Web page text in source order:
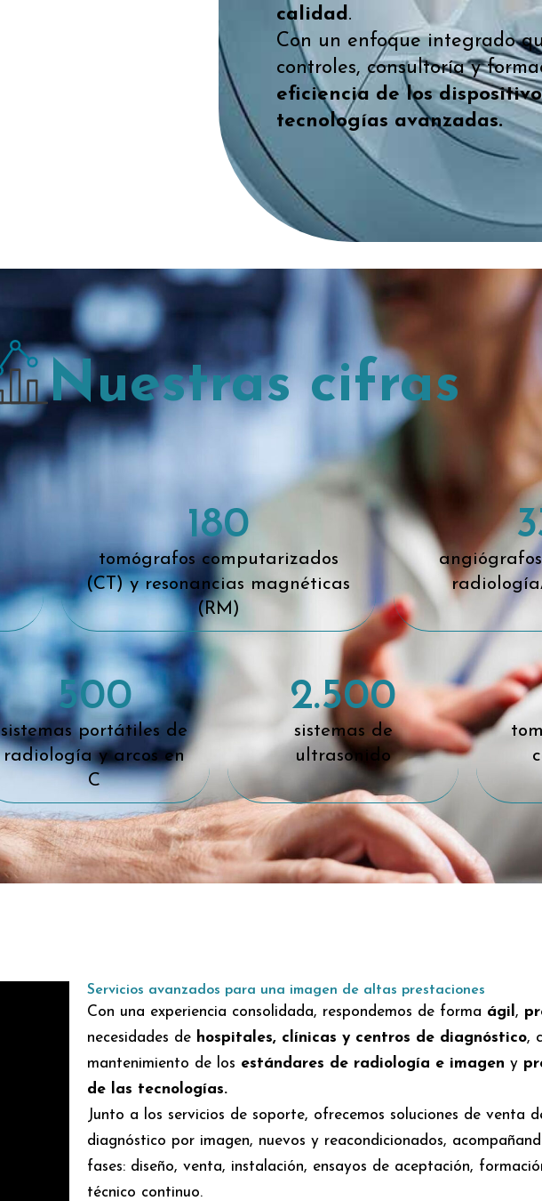
calidad.
Con un enfoque integrado
controles, consultoría y
eficiencia de los
tecnologías avanzadas.
Nuestras cifras
tomógrafos computarizados
(CT) y resonancias magnéticas
(RM)
180
sistemas portátiles de
radiología y arcos en
C
500
sistemas de
ultrasonido
2.500
Servicios avanzados para una imagen de altas prestaciones
Con una experiencia consolidada, respondemos de forma ágil,
necesidades de hospitales, clínicas y centros de diagnóstico,
mantenimiento de los estándares de radiología e imagen y
de las tecnologías.
Junto a los servicios de soporte, ofrecemos soluciones de venta
diagnóstico por imagen, nuevos y reacondicionados,
fases: diseño, venta, instalación, ensayos de aceptación,
técnico continuo.